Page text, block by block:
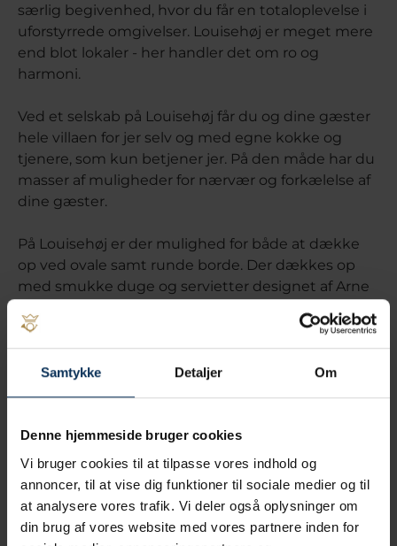
Samtykke Detaljer Om
Denne hjemmeside bruger cookies
Vi bruger cookies til at tilpasse vores indhold og
annoncer, til at vise dig funktioner til sociale medier og til
at analysere vores trafik. Vi deler også oplysninger om
din brug af vores website med vores partnere inden for
særlig begivenhed, hvor du får en totaloplevelse i
uforstyrrede omgivelser. Louisehøj er meget mere
end blot lokaler - her handler det om ro og
harmoni.
Ved et selskab på Louisehøj får du og dine gæster
hele villaen for jer selv og med egne kokke og
tjenere, som kun betjener jer. På den måde har du
masser af muligheder for nærvær og forkælelse af
dine gæster.
På Louisehøj er der mulighed for både at dække
op ved ovale samt runde borde. Der dækkes op
med smukke duge og servietter designet af Arne
i Kolding.
Velkomstdrinken kan indtages i villaens
smukke vinkælder, på plænen ud mod Kolding
efterfølgende kaffe og cognac serveres naturligvis i
det gamle herreværelse.
Til Louisehøj hører også en uforstyrret have med
mulighed for at strække ben efter middagen.